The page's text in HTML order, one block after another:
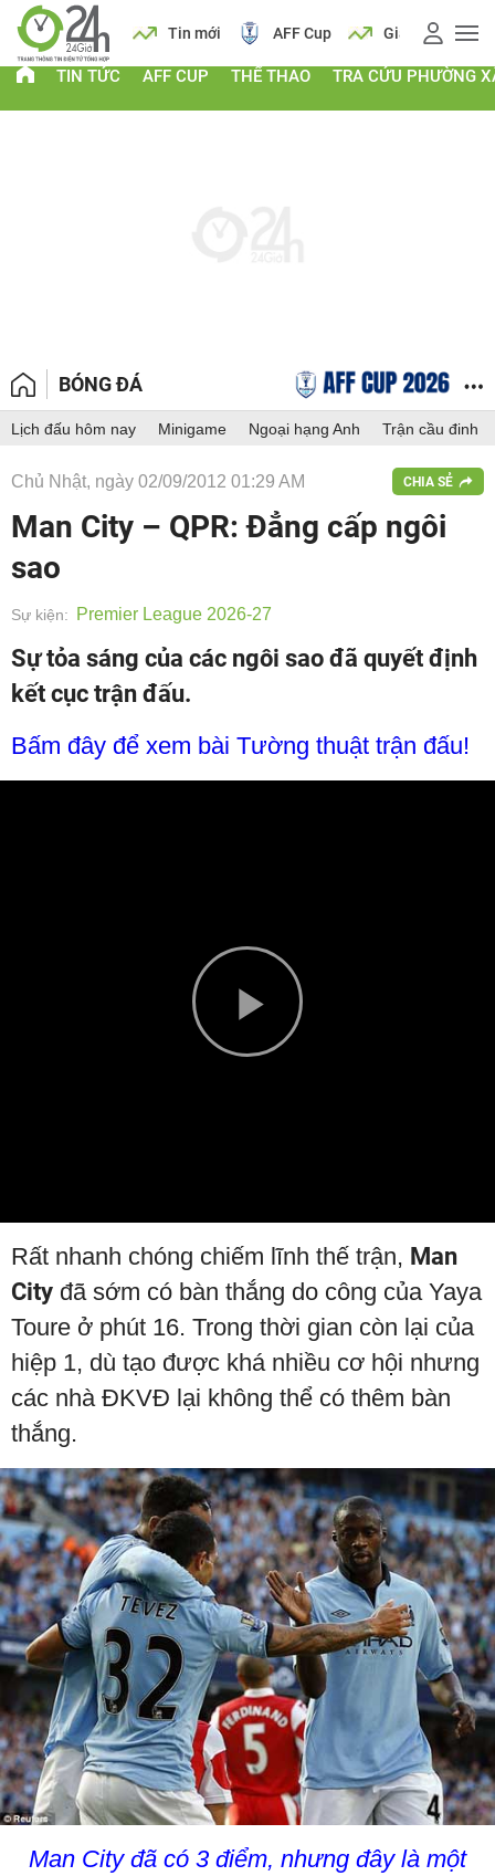
Lịch Tin mới AFF Cup Giá vàng
TIN TỨC AFF CUP THỂ THAO TRA CỨU PHƯỜNG
BÓNG ĐÁ
Lịch đấu hôm nay Minigame Ngoại hạng Anh Trận cầu đinh
Chủ Nhật, ngày 02/09/2012 01:29 AM CHIA SẺ
Man City – QPR: Đẳng cấp ngôi
sao
Sự kiện: Premier League 2026-27
Sự tỏa sáng của các ngôi sao đã quyết định
kết cục trận đấu.
Bấm đây để xem bài Tường thuật trận đấu!
Play
Rất nhanh chóng chiếm lĩnh thế trận, Man
City đã sớm có bàn thắng do công của Yaya
Toure ở phút 16. Trong thời gian còn lại của
hiệp 1, dù tạo được khá nhiều cơ hội nhưng
các nhà ĐKVĐ lại không thể có thêm bàn
thắng.
Man City đã có 3 điểm, nhưng đây là một